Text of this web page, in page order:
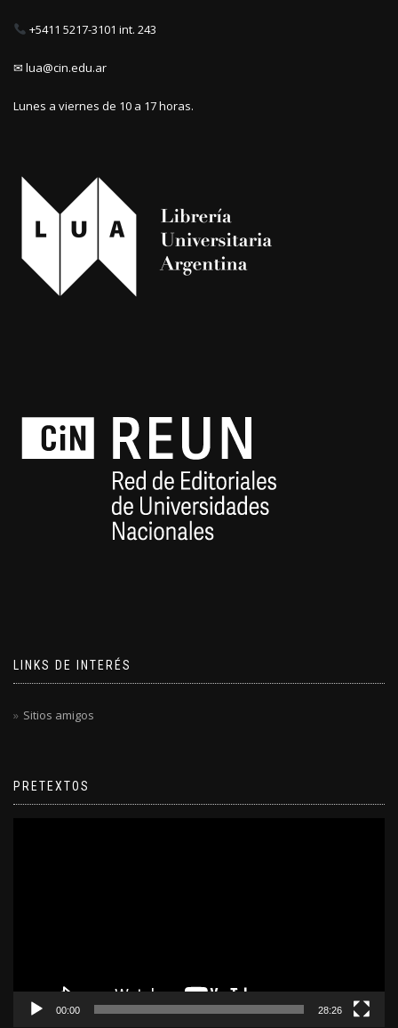
+5411 5217-3101 int. 243
✉ lua@cin.edu.ar
Lunes a viernes de 10 a 17 horas.
LINKS DE INTERÉS
Sitios amigos
PRETEXTOS
00:00 28:26